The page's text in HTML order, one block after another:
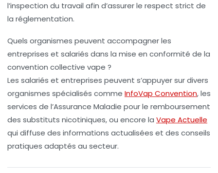
l’inspection du travail afin d’assurer le respect strict de
la réglementation.
Quels organismes peuvent accompagner les
entreprises et salariés dans la mise en conformité de la
convention collective vape ?
Les salariés et entreprises peuvent s’appuyer sur divers
organismes spécialisés comme InfoVap Convention, les
services de l’Assurance Maladie pour le remboursement
des substituts nicotiniques, ou encore la Vape Actuelle
qui diffuse des informations actualisées et des conseils
pratiques adaptés au secteur.